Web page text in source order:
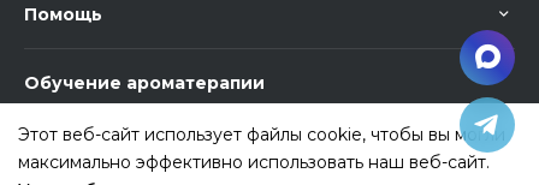
Помощь
Обучение ароматерапии
Этот веб-сайт использует файлы cookie, чтобы вы могли
максимально эффективно использовать наш веб-сайт.